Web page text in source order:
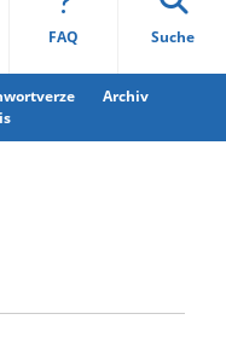
FAQ Suche
Archiv